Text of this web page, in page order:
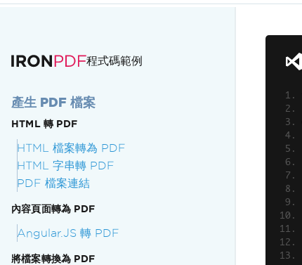
程式碼範例
產生 PDF 檔案
HTML 轉 PDF
HTML 檔案轉為 PDF
HTML 字串轉 PDF
PDF 檔案連結
內容頁面轉為 PDF
Angular.JS 轉 PDF
將檔案轉換為 PDF